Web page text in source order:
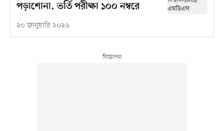
পড়াশোনা, ভর্তি পরীক্ষা ১০০ নম্বরে
২০ জানুয়ারি ২০২৬